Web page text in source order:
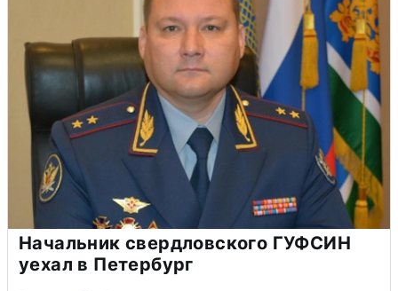
Начальник свердловского ГУФСИН
уехал в Петербург